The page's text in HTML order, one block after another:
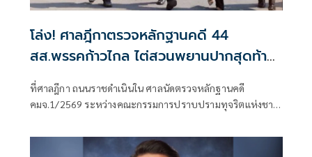
โล่ง! ศาลฎีกาตรวจหลักฐานคดี 44
สส.พรรคก้าวไกล ไต่สวนพยานปากสุดท้าย
18 พ.ค.ปีหน้าก่อนนัดตัดสิน
ที่ศาลฎีกา ถนนราชดำเนินใน ศาลนัดตรวจหลักฐานคดี
คมจ.1/2569 ระหว่างคณะกรรมการปราบปรามทุจริตแห่งชาติ